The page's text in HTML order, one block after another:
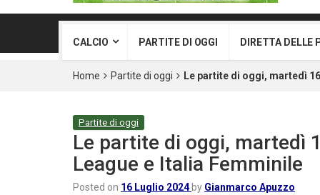
CALCIO PARTITE DI OGGI DIRETTA DELLE
Home Partite di oggi Le partite di oggi, martedì
Partite di oggi
Le partite di oggi, martedì
League e Italia Femminile
Posted on 16 Luglio 2024 by Gianmarco Apuzzo